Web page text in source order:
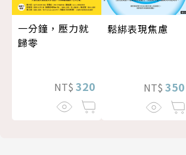
一分鐘，壓力就
歸零
NT$ 320
鬆綁表現焦慮
NT$ 350